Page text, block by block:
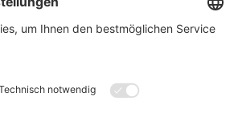
Sicher bezahlen mit